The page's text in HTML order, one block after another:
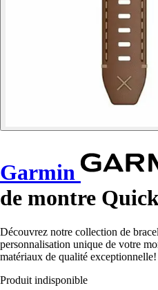
Garmin
de montre
Découvrez notre collection de
personnalisation unique de votre
matériaux de qualité exceptionnelle!
Produit indisponible